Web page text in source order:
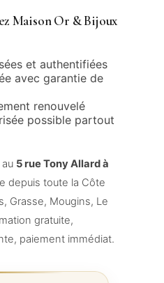
Maison Or & Bijoux
et authentifiées
avec garantie de
renouvelé
possible partout
5 rue Tony Allard à
depuis toute la Côte
Grasse, Mougins, Le
gratuite,
paiement immédiat.